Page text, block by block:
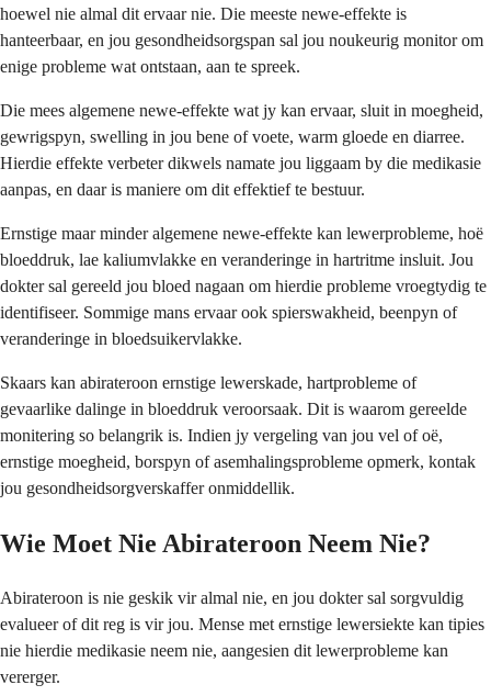
hoewel nie almal dit ervaar nie. Die meeste newe-effekte is
hanteerbaar, en jou gesondheidsorgspan sal jou noukeurig monitor om
enige probleme wat ontstaan, aan te spreek.
Die mees algemene newe-effekte wat jy kan ervaar, sluit in moegheid,
gewrigspyn, swelling in jou bene of voete, warm gloede en diarree.
Hierdie effekte verbeter dikwels namate jou liggaam by die medikasie
aanpas, en daar is maniere om dit effektief te bestuur.
Ernstige maar minder algemene newe-effekte kan lewerprobleme, hoë
bloeddruk, lae kaliumvlakke en veranderinge in hartritme insluit. Jou
dokter sal gereeld jou bloed nagaan om hierdie probleme vroegtydig te
identifiseer. Sommige mans ervaar ook spierswakheid, beenpyn of
veranderinge in bloedsuikervlakke.
Skaars kan abirateroon ernstige lewerskade, hartprobleme of
gevaarlike dalinge in bloeddruk veroorsaak. Dit is waarom gereelde
monitering so belangrik is. Indien jy vergeling van jou vel of oë,
ernstige moegheid, borspyn of asemhalingsprobleme opmerk, kontak
jou gesondheidsorgverskaffer onmiddellik.
Wie Moet Nie Abirateroon Neem Nie?
Abirateroon is nie geskik vir almal nie, en jou dokter sal sorgvuldig
evalueer of dit reg is vir jou. Mense met ernstige lewersiekte kan tipies
nie hierdie medikasie neem nie, aangesien dit lewerprobleme kan
vererger.